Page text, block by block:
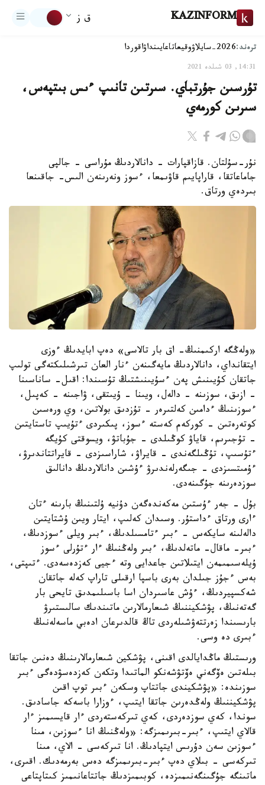
KAZINFORM ق ز
ترەند:2026-سايلاۋ وقيعاتاعايىنداۋاقوردا
14:31, 03 شىلدە 2021
تۇرسىن جۇرتباي. سىرتىن تانىپ ءىس بىتپەس،
سىرىن كورمەي
نۇر-سۇلتان. قازاقپارات - دانالاردىڭ مۇراسى - جالپى
جاماعاتقا، قاراپايىم قاۋىمعا، ءسوز ونەرىنەن الىس- جاقىنعا
بىردەي ورتاق.
«ولەڭگە اركىمنىڭ- اق بار تالاسى» دەپ ابايدىڭ ءوزى
ايتقانداي، دانالاردىڭ مايەگىنەن ءنار العان تىرشىلىكتەگى تولىپ
جاتقان كۇيىنىش پەن ءسۇيىنىشتىڭ تۇسىندا: اقىل- ساناسىنا
- ازىق، سوزىنە - دالەل، ويىنا - ۇيىتقى، ۋاجىنە - كەپىل،
ءسوزىنىڭ ءدامىن كەلتىرەر - تۇزدىق بولاتىن، وي ورەسىن
كوتەرەتىن - كوركەم كەستە ءسوز، پىكىردى ءتۇيىپ تاستايتىن
- تۇجىرىم، قاياۋ كوڭىلدى - جۇباتۋ، ويسوقتى كۇيگە
ءتۇسىپ، تۇڭىلگەندى - قايراۋ، شاراسىزدى - قايراتتاندىرۋ،
ءۇمىتسىزدى - جىگەرلەندىرۋ ءۇشىن دانالاردىڭ دانالىق
سوزدەرىنە جۇگىنەدى.
بۇل - جەر ءۇستىن مەكەندەگەن دۇنيە ۇلتىنىڭ بارىنە ءتان
ءارى ورتاق ءداستۇر. وسىدان كەلىپ، ايتار ويىن ۇشتايتىن
دالەلىنە سايكەس - ءبىر ءتامسىلدىڭ، ءبىر ويلى ءسوزدىڭ،
ءبىر- ماقال- ماتەلدىڭ، ءبىر ولەڭنىڭ ءار ءتۇرلى ءسوز
ۇيلەسىمىمەن ايتىلاتىن جاعدايى وتە ءجيى كەزدەسەدى. ءتىپتى،
بەس ءجۇز جىلدان بەرى باسپا ارقىلى تاراپ كەلە جاتقان
شەكسپيردىڭ، ءۇش عاسىردان اسا باسىلىمدىق تايحى بار
گەتەنىڭ، پۋشكيننىڭ شىعارمالارىن ماتىندىك سالىستىرۋ
بارىسىندا زەرتتەۋشىلەردى تاڭ قالدىرعان ادەبي ماسەلەنىڭ
ءبىرى دە وسى.
ورىستىڭ ماڭدايالدى اقىنى، پۋشكين شىعارمالارىنىڭ دەنىن جاتقا
بىلەتىن ەۆگەني ەۆتۋشەنكو الماتىدا وتكەن كەزدەسۋدەگى ءبىر
سوزىندە: «پۋشكيندى جاتتاپ وسكەن ءبىر توپ اقىن
پۋشكيننىڭ ولەڭدەرىن جاتقا ايتىپ، ءوزارا باسەكە جاسادىق.
سوندا، كەي سوزدەردى، كەي تىركەستەردى ءار قايسىمىز ءار
قالاي ايتىپ، ءبىر-بىرىمىزگە: «ولەڭنىڭ انا ءسوزىن، مىنا
ءسوزىن سەن دۇرىس ايتپادىڭ. انا تىركەسى - الاي، مىنا
تىركەسى - بىلاي دەپ ءبىر-بىرىمىزگە دەس بەرمەدىك. اقىرى،
ماتىنگە جۇگىنگەنىمىزدە، كوبىمىزدىڭ جاتتاعانىمىز كىتاپتاعى